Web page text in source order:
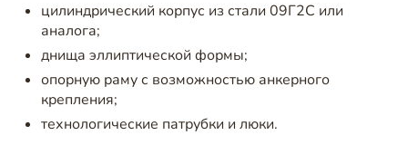
цилиндрический корпус из стали 09Г2С или
аналога;
днища эллиптической формы;
опорную раму с возможностью анкерного
крепления;
технологические патрубки и люки.